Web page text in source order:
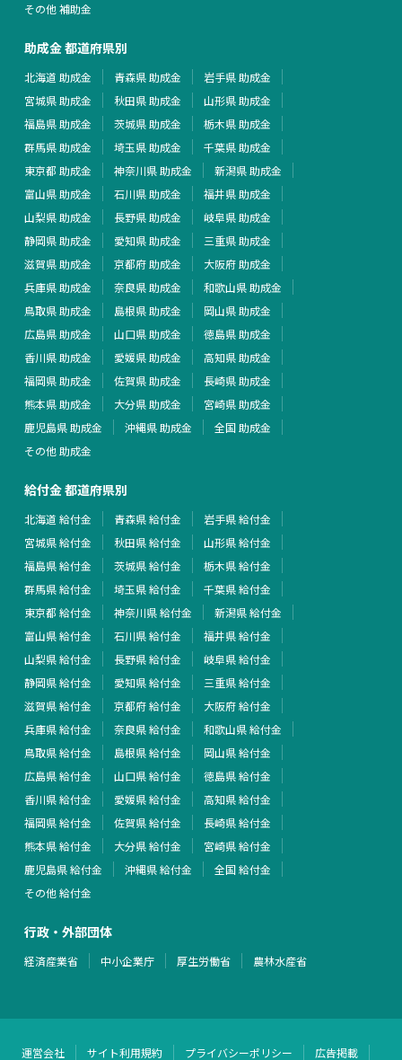
その他 補助金
助成金 都道府県別
北海道 助成金 青森県 助成金
岩手県 助成金
宮城県 助成金
秋田県 助成金
山形県 助成金
福島県 助成金
茨城県 助成金
栃木県 助成金
群馬県 助成金
埼玉県 助成金
千葉県 助成金
東京都 助成金
神奈川県 助成金
新潟県 助成金
富山県 助成金
石川県 助成金
福井県 助成金
山梨県 助成金
長野県 助成金
岐阜県 助成金
静岡県 助成金
愛知県 助成金
三重県 助成金
滋賀県 助成金
京都府 助成金
大阪府 助成金
兵庫県 助成金
奈良県 助成金
和歌山県 助成金
鳥取県 助成金
島根県 助成金
岡山県 助成金
広島県 助成金
山口県 助成金
徳島県 助成金
香川県 助成金
愛媛県 助成金
高知県 助成金
福岡県 助成金
佐賀県 助成金
長崎県 助成金
熊本県 助成金
大分県 助成金
宮崎県 助成金
鹿児島県 助成金
沖縄県 助成金
全国 助成金
その他 助成金
給付金 都道府県別
北海道 給付金 青森県 給付金
岩手県 給付金
宮城県 給付金
秋田県 給付金
山形県 給付金
福島県 給付金
茨城県 給付金
栃木県 給付金
群馬県 給付金
埼玉県 給付金
千葉県 給付金
東京都 給付金
神奈川県 給付金
新潟県 給付金
富山県 給付金
石川県 給付金
福井県 給付金
山梨県 給付金
長野県 給付金
岐阜県 給付金
静岡県 給付金
愛知県 給付金
三重県 給付金
滋賀県 給付金
京都府 給付金
大阪府 給付金
兵庫県 給付金
奈良県 給付金
和歌山県 給付金
鳥取県 給付金
島根県 給付金
岡山県 給付金
広島県 給付金
山口県 給付金
徳島県 給付金
香川県 給付金
愛媛県 給付金
高知県 給付金
福岡県 給付金
佐賀県 給付金
長崎県 給付金
熊本県 給付金
大分県 給付金
宮崎県 給付金
鹿児島県 給付金
沖縄県 給付金
全国 給付金
その他 給付金
行政・外部団体
経済産業省 中小企業庁 厚生労働省 農林水産省
運営会社 サイト利用規約 プライバシーポリシー 広告掲載